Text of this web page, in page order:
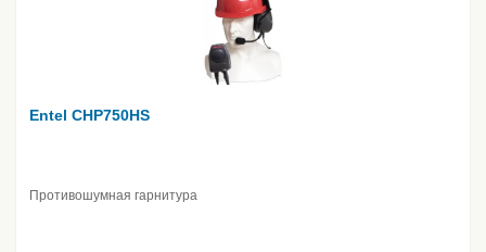
Entel CHP750HS
Противошумная гарнитура